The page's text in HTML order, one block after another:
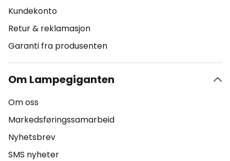
Kundekonto
Retur & reklamasjon
Garanti fra produsenten
Om Lampegiganten
Om oss
Markedsføringssamarbeid
Nyhetsbrev
SMS nyheter